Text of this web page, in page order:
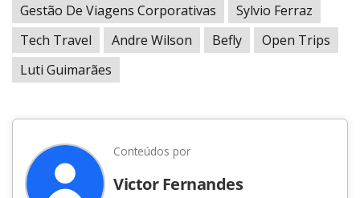
Gestão De Viagens Corporativas
Sylvio Ferraz
Tech Travel
Andre Wilson Befly
Open Trips
Luti Guimarães
Conteúdos por
Victor Fernandes